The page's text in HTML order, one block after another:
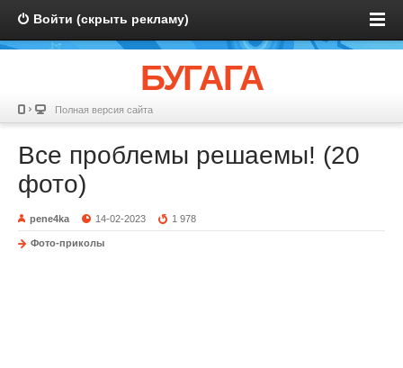
Войти (скрыть рекламу)
БУГАГА
Полная версия сайта
Все проблемы решаемы! (20
фото)
pene4ka 14-02-2023 1 978
Фото-приколы